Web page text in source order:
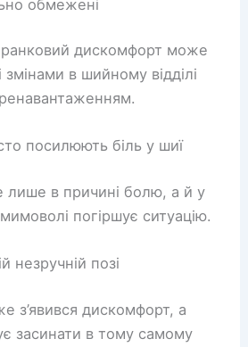
обмежені
ранковий дискомфорт може
змінами в шийному відділі
посилюють біль у шиї
лише в причині болю, а й у
погіршує ситуацію.
незручній позі
з’явився дискомфорт, а
засинати в тому самому